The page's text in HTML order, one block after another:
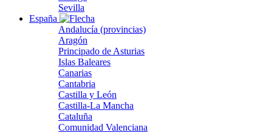
Sevilla
España
Andalucía (provincias)
Aragón
Principado de Asturias
Islas Baleares
Canarias
Cantabria
Castilla y León
Castilla-La Mancha
Cataluña
Comunidad Valenciana